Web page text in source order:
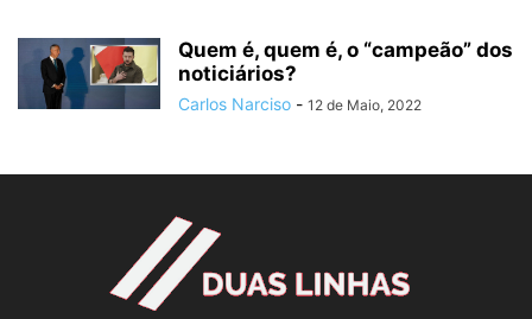
Quem é, quem é, o “campeão” dos
noticiários?
Carlos Narciso - 12 de Maio, 2022